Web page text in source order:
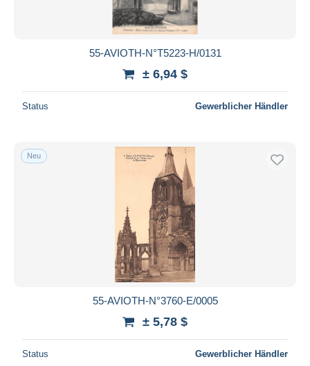
55-AVIOTH-N°T5223-H/0131
± 6,94 $
Status Gewerblicher Händler
Neu
55-AVIOTH-N°3760-E/0005
± 5,78 $
Status Gewerblicher Händler